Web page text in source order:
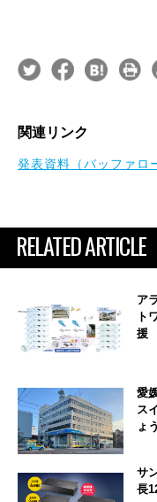
関連リンク
発表資料（バッファロ
RELATED ARTICLE
ア
ト
援
愛
ス
ょ
サ
長